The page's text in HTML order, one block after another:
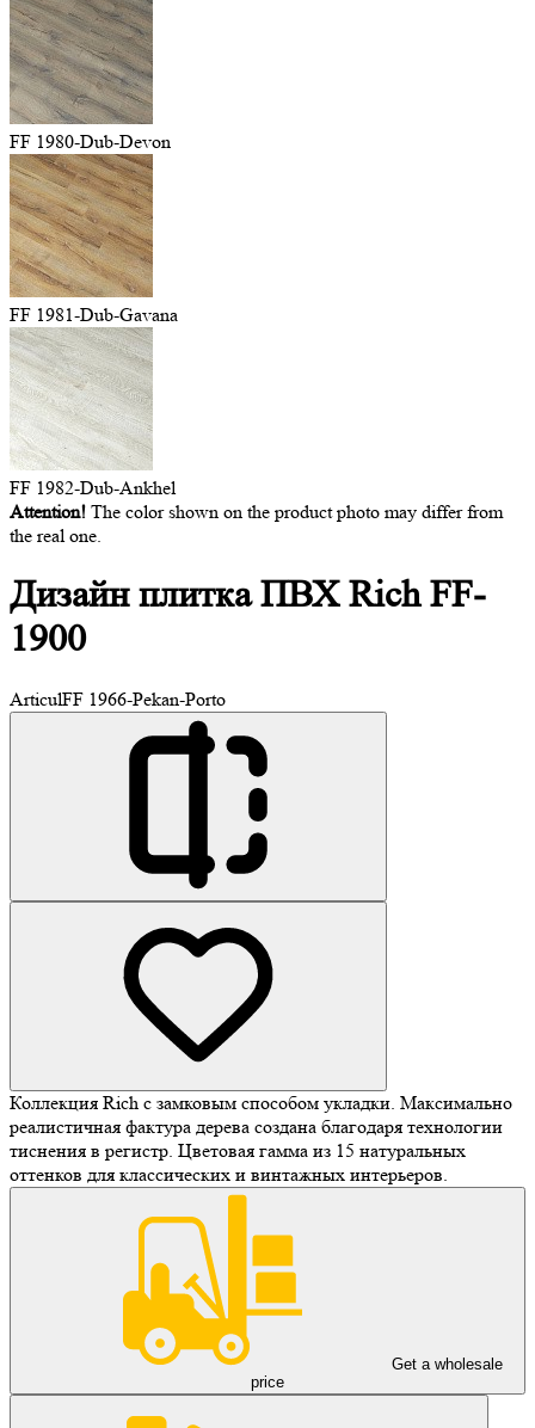
FF 1980-Dub-Devon
FF 1981-Dub-Gavana
FF 1982-Dub-Ankhel
Attention! The color shown on the product photo may differ from
the real one.
Дизайн плиткаПВХ Rich FF-
1900
ArticulFF 1966-Pekan-Porto
Коллекция Rich с замковым способом укладки. Максимально
реалистичная фактура дерева создана благодаря технологии
тиснения в регистр. Цветовая гамма из 15 натуральных
оттенков для классических и винтажных интерьеров.
Get a wholesale
price